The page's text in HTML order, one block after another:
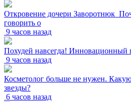
Откровение дочери
говорить о
9 часов назад
Похудей навсегда! Инновационный
9 часов назад
Косметолог больше не нужен.
звезды?
6 часов назад